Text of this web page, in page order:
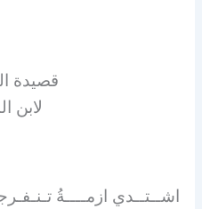
قصيدة
لابن
اشــتــدي ازمــــةُ